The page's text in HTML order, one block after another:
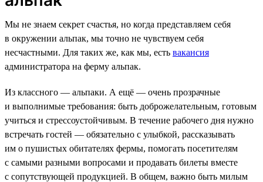
Мы не знаем секрет счастья, но когда представляем себя
в окружении альпак, мы точно не чувствуем себя
несчастными. Для таких же, как мы, есть вакансия
администратора на ферму альпак.
Из классного — альпаки. А ещё — очень прозрачные
и выполнимые требования: быть доброжелательным, готовым
учиться и стрессоустойчивым. В течение рабочего дня нужно
встречать гостей — обязательно с улыбкой, рассказывать
им о пушистых обитателях фермы, помогать посетителям
с самыми разными вопросами и продавать билеты вместе
с сопутствующей продукцией. В общем, важно быть милым